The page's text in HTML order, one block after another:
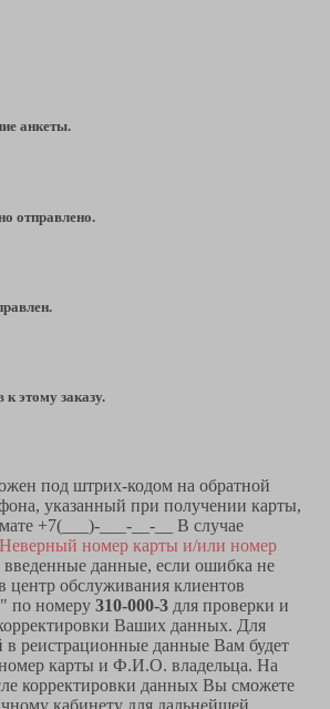
анкеты.
отправлено.
этому заказу.
под штрих-кодом на обратной
указанный при получении карты,
+7(___)-___-__-__ В случае
номер карты и/или номер
введенные данные, если ошибка не
центр обслуживания клиентов
по номеру 310-000-3 для проверки и
Ваших данных. Для
реистрационные данные Вам будет
номер карты и Ф.И.О. владельца. На
корректировки данных Вы сможете